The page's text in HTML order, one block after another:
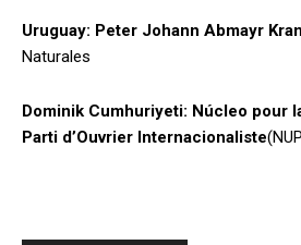
Uruguay: Peter Johann Abmayr
Naturales
Dominik Cumhuriyeti: Núcleo pour
Parti d’Ouvrier Internacionaliste